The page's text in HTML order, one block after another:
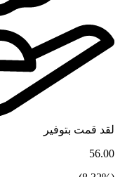
لقد قمت بتوفير
56.00